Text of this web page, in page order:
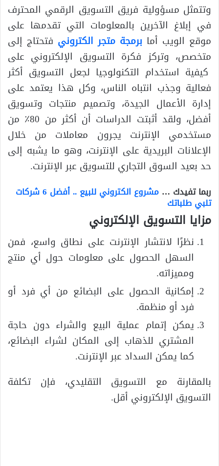
وتتمثل مسؤولية فريق التسويق الرقمي المحترف
في إبلاغ الآخرين بالمعلومات التي تقدمها على
موقع الويب أما برمجة متجر الكتروني فتحتاج إلى
متخصص، وتركز فكرة التسويق الإلكتروني على
كيفية استخدام التكنولوجيا لجعل التسويق أكثر
فعالية وجذب انتباه الناس، وكل هذا يعتمد على
إدارة الأعمال الجيدة، وتصميم منتجات وتسويق
أفضل، ولقد أثبتت الدراسات أن أكثر من 80٪ من
مستخدمي الإنترنت يجرون معاملات من خلال
الإعلانات البريدية على الإنترنت، وهو ما يشبه إلى
حد بعيد السوق التجاري للتسويق عبر الإنترنت.
ربما تفيدك … مشروع الكتروني للبيع .. أفضل 6 شركات
تلبي طلباتك
مزايا التسويق الإلكتروني
نظرًا لانتشار الإنترنت على نطاق واسع، فمن
السهل الحصول على معلومات حول أي منتج
ومميزاته.
إمكانية الحصول على البضائع من أي فرد أو
فرد أو منظمة.
يمكن إتمام عملية البيع والشراء دون حاجة
المشتري للذهاب إلى المكان لشراء البضائع،
كما يمكن السداد عبر الإنترنت.
بالمقارنة مع التسويق التقليدي، فإن تكلفة
التسويق الإلكتروني أقل.